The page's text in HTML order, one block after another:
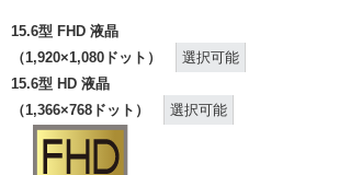
15.6型 FHD 液晶
（1,920×1,080ドット）
選択可能
15.6型 HD 液晶
（1,366×768ドット）
選択可能